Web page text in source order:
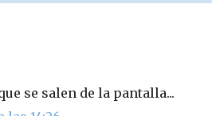
se salen de la pantalla...